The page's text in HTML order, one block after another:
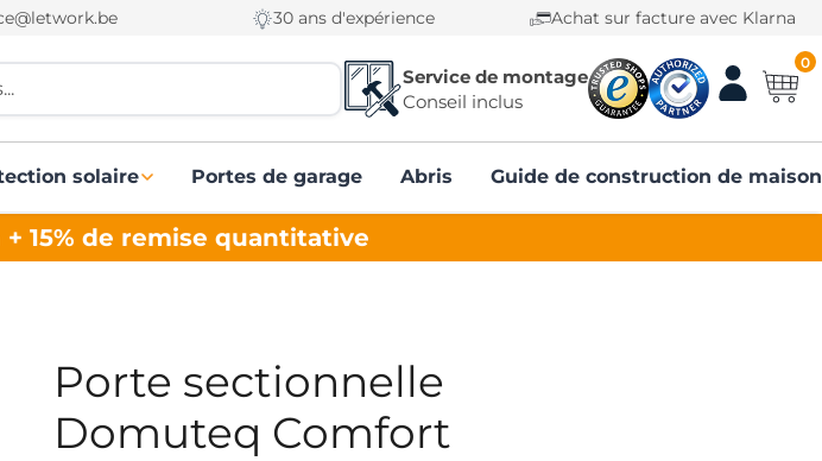
30 ans d'expérience Achat sur facture avec Klarna
Service de montage
Conseil inclus
0
solaire Portes de garage Abris Guide de construction de maison
15% de remise quantitative
Porte sectionnelle
Domuteq Comfort